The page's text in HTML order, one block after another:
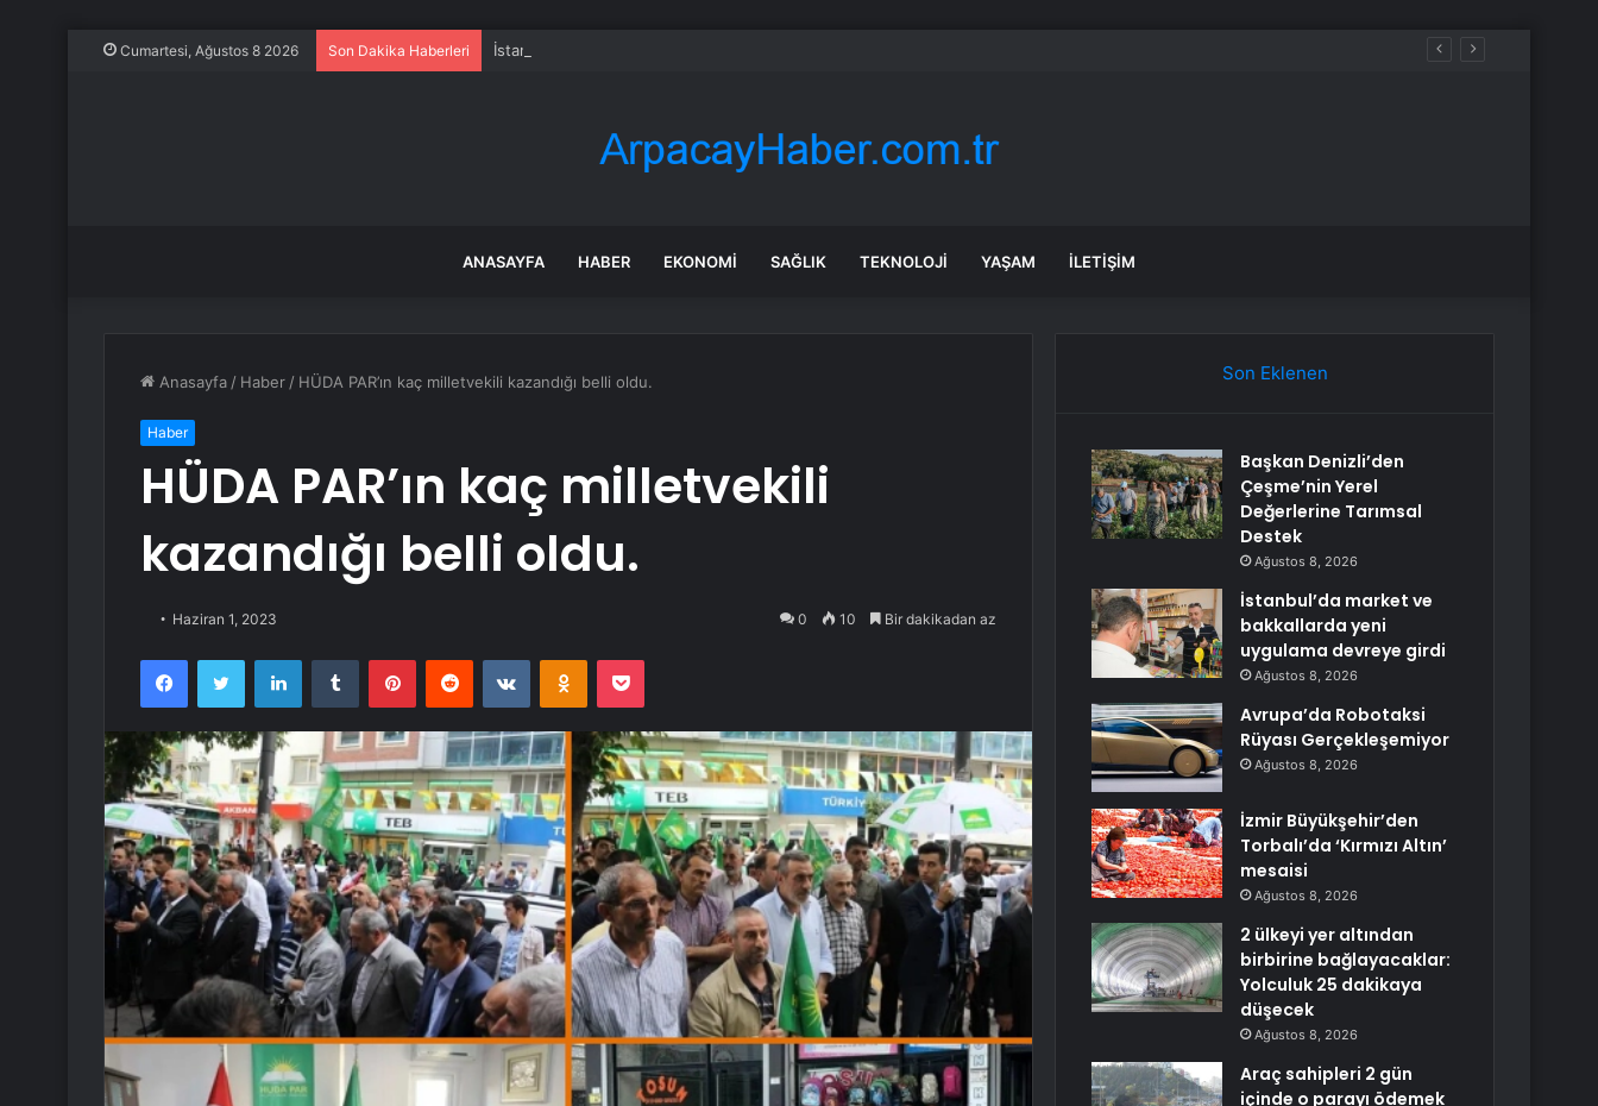
Cumartesi, Ağustos 8 2026 Son Dakika Haberleri İstanbul’da market ve bakkallarda yeni uygulama devreye girdi
ANASAYFA HABER EKONOMI SAĞLIK TEKNOLOJI YAŞAM İLETIŞIM
Anasayfa / Haber / HÜDA PAR’ın kaç milletvekili kazandığı belli oldu.
Haber
HÜDA PAR’ın kaç milletvekili
kazandığı belli oldu.
Haziran 1, 2023 0 10 Bir dakikadan az
FacebookTwitter LinkedInTumblr PinterestReddit VKontakteOdnoklassniki
Pocket
Son Eklenen
Başkan Denizli’den
Çeşme’nin Yerel
Değerlerine Tarımsal
Destek
Ağustos 8, 2026
İstanbul’da market ve
bakkallarda yeni
uygulama devreye girdi
Ağustos 8, 2026
Avrupa’da Robotaksi
Rüyası Gerçekleşemiyor
Ağustos 8, 2026
İzmir Büyükşehir’den
Torbalı’da ‘Kırmızı Altın’
mesaisi
Ağustos 8, 2026
2 ülkeyi yer altından
birbirine bağlayacaklar:
Yolculuk 25 dakikaya
düşecek
Ağustos 8, 2026
Araç sahipleri 2 gün
içinde o parayı ödemek